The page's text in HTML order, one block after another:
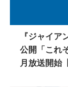
『ジャイ
公開「これ
月放送開始